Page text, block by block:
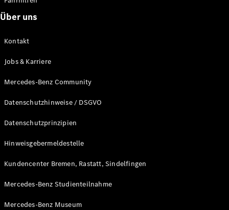
Kampen auf
Mercedes-
Community
Über uns
Kontakt
Jobs & Karriere
Mercedes-Benz Community
Datenschutzhinweise / DSGVO
Datenschutzprinzipien
Hinweisgebermeldestelle
Kundencenter Bremen, Rastatt, Sindelfingen
Mercedes-Benz Studienteilnahme
Mercedes-Benz Museum